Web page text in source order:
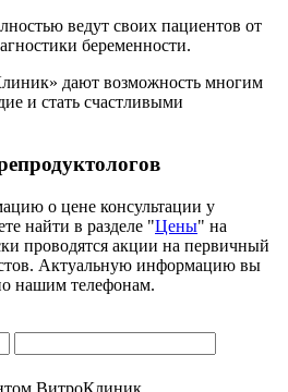
ведут своих пациентов от
беременности.
дают возможность многим
и стать счастливыми
о цене консультации у
найти в разделе "Цены" на
проводятся акции на первичный
Актуальную информацию вы
нашим телефонам.
ВитроКлиник